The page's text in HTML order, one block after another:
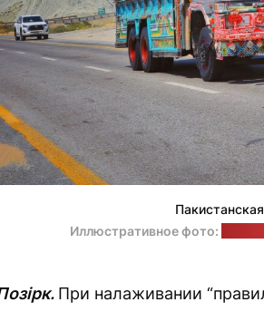
Иллюстративное фото:
При налаживании